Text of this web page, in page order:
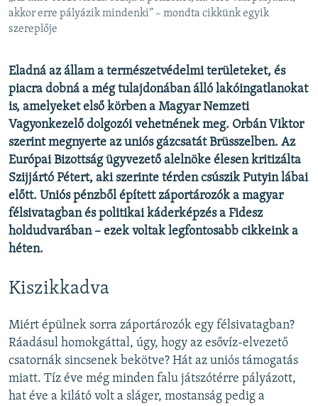
akkor erre pályázik mindenki” – mondta cikkünk egyik
szereplője
Eladná az állam a természetvédelmi területeket, és
piacra dobná a még tulajdonában álló lakóingatlanokat
is, amelyeket első körben a Magyar Nemzeti
Vagyonkezelő dolgozói vehetnének meg. Orbán Viktor
szerint megnyerte az uniós gázcsatát Brüsszelben. Az
Európai Bizottság ügyvezető alelnöke élesen kritizálta
Szijjártó Pétert, aki szerinte térden csúszik Putyin lábai
előtt. Uniós pénzből épített záportározók a magyar
félsivatagban és politikai káderképzés a Fidesz
holdudvarában – ezek voltak legfontosabb cikkeink a
héten.
Kiszikkadva
Miért épülnek sorra záportározók egy félsivatagban?
Ráadásul homokgáttal, úgy, hogy az esővíz-elvezető
csatornák sincsenek bekötve? Hát az uniós támogatás
miatt. Tíz éve még minden falu játszótérre pályázott,
hat éve a kilátó volt a sláger, mostanság pedig a